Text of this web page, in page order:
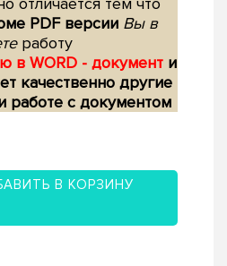
PDF версии Вы в
работу
в WORD - документ и
качественно другие
работе с документом
В КОРЗИНУ